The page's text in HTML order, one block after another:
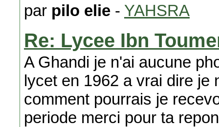
par pilo elie - YAHSRA
Re: Lycee Ibn
A Ghandi je n'ai aucune
lycet en 1962 a vrai dire je
comment pourrais je
periode merci pour ta